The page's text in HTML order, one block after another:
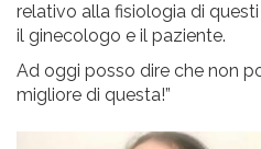
relativo alla fisiologia di
il ginecologo e il paziente.
Ad oggi posso dire che non
migliore di questa!”